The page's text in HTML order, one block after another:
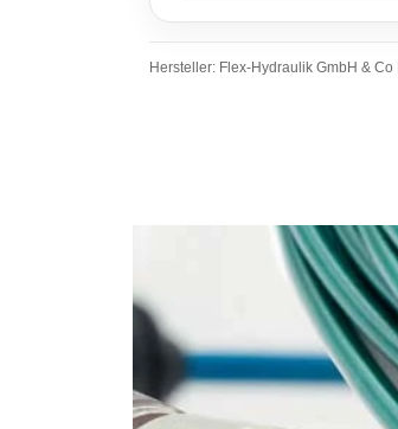
Hersteller: Flex-Hydraulik GmbH &